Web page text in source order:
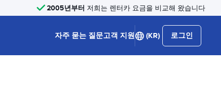
2005년부터 저희는 렌터카 요금을 비교해 왔습니다
자주 묻는 질문고객 지원 (KR) 로그인